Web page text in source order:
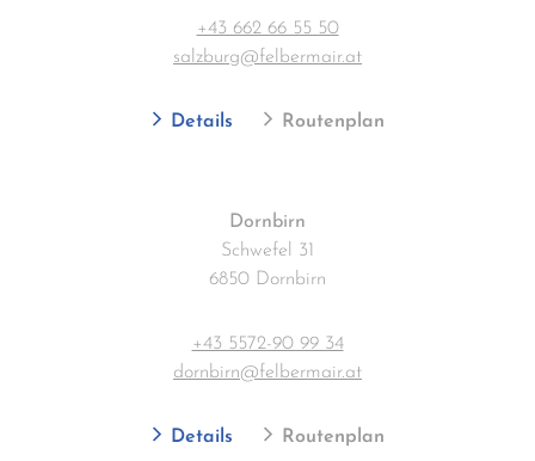
+43 662 66 55 50
salzburg@felbermair.at
Details Routenplan
Dornbirn
Schwefel 31
6850 Dornbirn
+43 5572-90 99 34
dornbirn@felbermair.at
Details Routenplan